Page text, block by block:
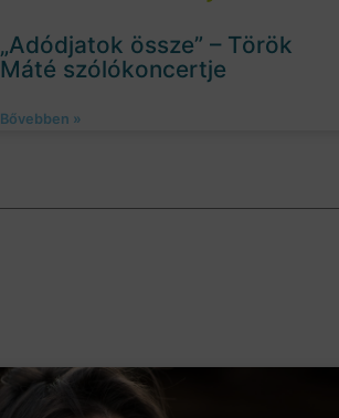
„Adódjatok össze” – Török
Máté szólókoncertje
Bővebben »